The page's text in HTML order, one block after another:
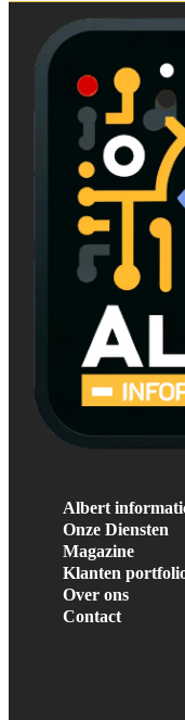
Albert
Onze Diensten
Magazine
Klanten
Over ons
Contact